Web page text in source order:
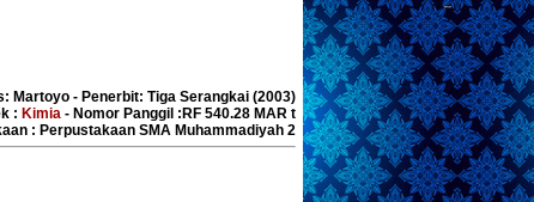
Martoyo - Penerbit: Tiga Serangkai (2003)
: Kimia - Nomor Panggil :RF 540.28 MAR t
: Perpustakaan SMA Muhammadiyah 2